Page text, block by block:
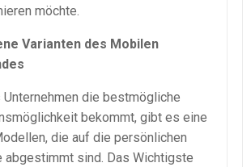
möchte.
Varianten des Mobilen
Unternehmen die bestmögliche
bekommt, gibt es eine
die auf die persönlichen
abgestimmt sind. Das Wichtigste